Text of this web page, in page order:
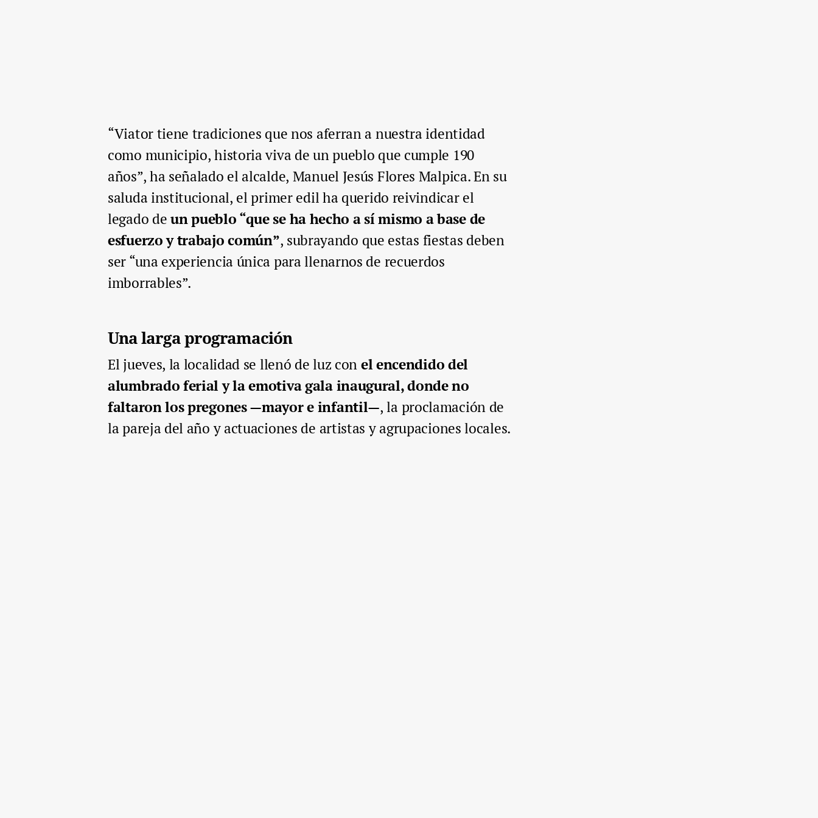
“Viator tiene tradiciones que nos aferran a nuestra identidad
como municipio, historia viva de un pueblo que cumple 190
años”, ha señalado el alcalde, Manuel Jesús Flores Malpica. En su
saluda institucional, el primer edil ha querido reivindicar el
legado deun pueblo “que se ha hecho a sí mismo a base de
esfuerzo y trabajo común”, subrayando que estas fiestas deben
ser “una experiencia única para llenarnos de recuerdos
imborrables”.
Una larga programación
El jueves, la localidad se llenó de luz conel encendido del
alumbrado ferial y la emotiva gala inaugural, donde no
faltaron los pregones —mayor e infantil—, la proclamación de
la pareja del año y actuaciones de artistas y agrupaciones locales.